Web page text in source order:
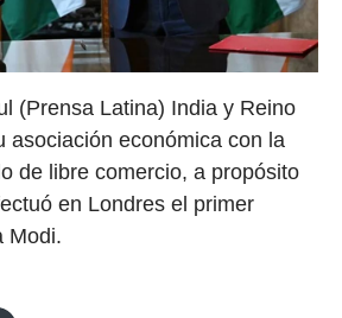
(Prensa Latina) India y Reino
asociación económica con la
de libre comercio, a propósito
en Londres el primer
Modi.